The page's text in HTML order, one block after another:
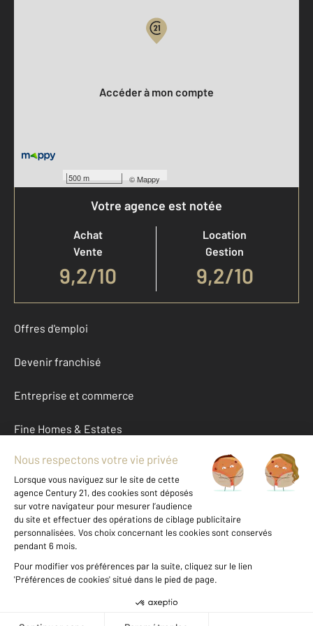
500 m ©Mappy
Accéder à mon compte
Votre agence est notée
Achat
Vente
9,2/10
Location
Gestion
9,2/10
Offres d'emploi
Devenir franchisé
Entreprise et commerce
Fine Homes & Estates
À propos
International
Nous contacter
Données personnelles